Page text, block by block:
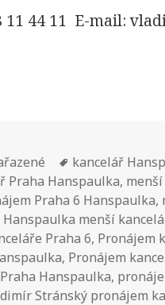
11 44 11 E-mail:
Štítky:
kancelář
Praha Hanspaulka,
Praha 6 Hanspaulka,
Hanspaulka menší
Praha 6, Pronájem
, Pronájem
Hanspaulka,
Stránský pronájem